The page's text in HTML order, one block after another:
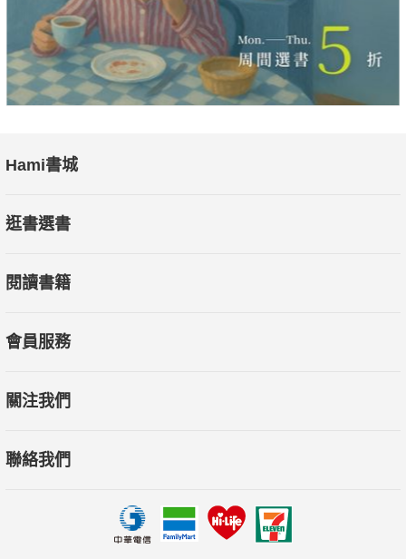
是零組件，內外銷產值均已有兩位數的成長；同時，隨著金融海
嘯及經濟不景氣的陰霾逐漸散去，新興市場普遍復甦的態勢亦愈
見明顯，再加上兩岸ECFA的簽訂，以及新能源與車電方面發展
正面臨著大幅轉變等，種種利基加持下，確實已擴展了產業邁向
國際市場的機會。而車輛中心在經過「二十而立」的洗禮之後，
出擊，繼續協助政府政策的推動，作為民間產業的堅強後盾，整
Hami書城
逛書選書
閱讀書籍
會員服務
關注我們
聯絡我們